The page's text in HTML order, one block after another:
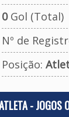
0Gol (Total)
Nº de
Posição:
- JOGOS